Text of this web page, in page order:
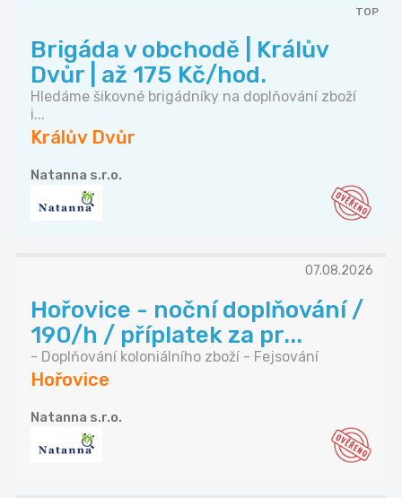
TOP
Brigáda v obchodě | Králův
Dvůr | až 175 Kč/hod.
Hledáme šikovné brigádníky na doplňování zboží
i...
Králův Dvůr
Natanna s.r.o.
07.08.2026
Hořovice - noční doplňování /
190/h / příplatek za pr...
- Doplňování koloniálního zboží - Fejsování
Hořovice
Natanna s.r.o.